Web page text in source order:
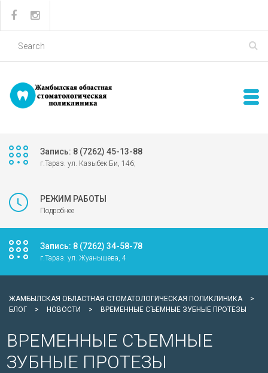
Запись: 8 (7262) 45-13-88
г.Тараз. ул. Казыбек Би, 146;
РЕЖИМ РАБОТЫ
Подробнее
Запись: 8 (7262) 34-58-78
г.Тараз. ул. Жуанышева, 4
ЖАМБЫЛСКАЯ ОБЛАСТНАЯ СТОМАТОЛОГИЧЕСКАЯ ПОЛИКЛИНИКА
>
БЛОГ
> НОВОСТИ > ВРЕМЕННЫЕ СЪЕМНЫЕ ЗУБНЫЕ ПРОТЕЗЫ
ВРЕМЕННЫЕ СЪЕМНЫЕ
ЗУБНЫЕ ПРОТЕЗЫ